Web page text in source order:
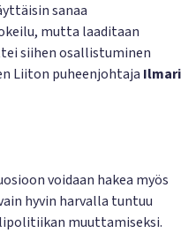
sanaa
mutta laaditaan
siihen osallistuminen
Liiton puheenjohtaja Ilmari
voidaan hakea myös
hyvin harvalla tuntuu
muuttamiseksi.